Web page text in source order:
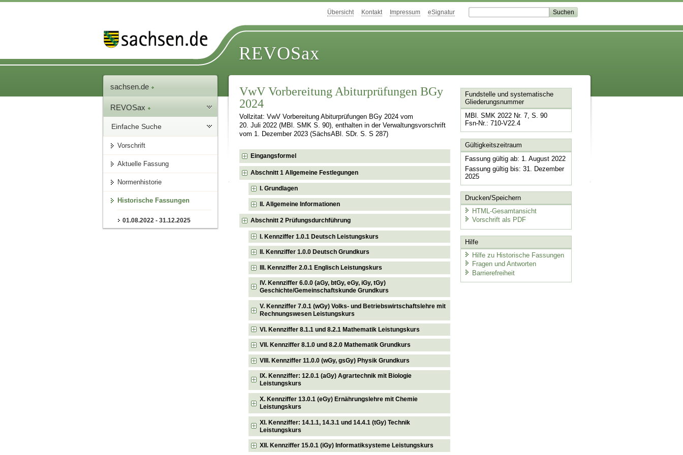
Übersicht Kontakt Impressum eSignatur
REVOSax
sachsen.de
REVOSax
Einfache Suche
Vorschrift
Aktuelle Fassung
Normenhistorie
Historische Fassungen
01.08.2022 - 31.12.2025
VwV Vorbereitung Abiturprüfungen BGy
2024
Vollzitat: VwV Vorbereitung Abiturprüfungen BGy 2024 vom
20. Juli 2022 (MBl. SMK S. 90), enthalten in der Verwaltungsvorschrift
vom 1. Dezember 2023 (SächsABl. SDr. S. S 287)
Eingangsformel
Abschnitt 1 Allgemeine Festlegungen
I. Grundlagen
II. Allgemeine Informationen
Abschnitt 2 Prüfungsdurchführung
I. Kennziffer 1.0.1 Deutsch Leistungskurs
II. Kennziffer 1.0.0 Deutsch Grundkurs
III. Kennziffer 2.0.1 Englisch Leistungskurs
IV. Kennziffer 6.0.0 (aGy, btGy, eGy, iGy, tGy)
Geschichte/Gemeinschaftskunde Grundkurs
V. Kennziffer 7.0.1 (wGy) Volks- und Betriebswirtschaftslehre mit
Rechnungswesen Leistungskurs
VI. Kennziffer 8.1.1 und 8.2.1 Mathematik Leistungskurs
VII. Kennziffer 8.1.0 und 8.2.0 Mathematik Grundkurs
VIII. Kennziffer 11.0.0 (wGy, gsGy) Physik Grundkurs
IX. Kennziffer: 12.0.1 (aGy) Agrartechnik mit Biologie
Leistungskurs
X. Kennziffer 13.0.1 (eGy) Ernährungslehre mit Chemie
Leistungskurs
XI. Kennziffer: 14.1.1, 14.3.1 und 14.4.1 (tGy) Technik
Leistungskurs
XII. Kennziffer 15.0.1 (iGy) Informatiksysteme Leistungskurs
Fundstelle und systematische
Gliederungsnummer
MBl. SMK 2022 Nr. 7, S. 90
Fsn-Nr.: 710-V22.4
Gültigkeitszeitraum
Fassung gültig ab: 1. August 2022
Fassung gültig bis: 31. Dezember
2025
Drucken/Speichern
HTML-Gesamtansicht
Vorschrift als PDF
Hilfe
Hilfe zu Historische Fassungen
Fragen und Antworten
Barrierefreiheit